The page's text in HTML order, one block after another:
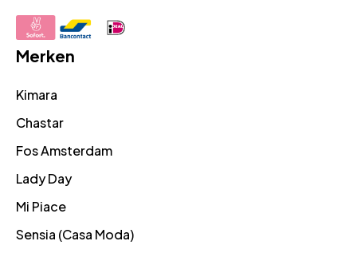
Merken
Kimara
Chastar
Fos Amsterdam
Lady Day
Mi Piace
Sensia (Casa Moda)